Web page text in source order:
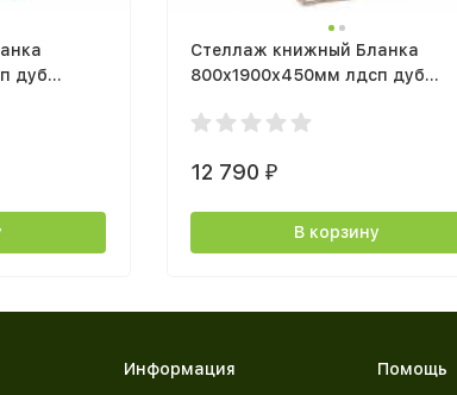
дуб
Стеллаж книжный Бланка
800х1900х450мм лдсп дуб
12 790 ₽
В корзину
Информация Помощь